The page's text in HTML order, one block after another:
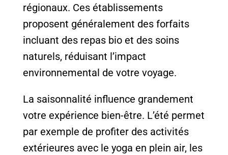
régionaux. Ces établissements
proposent généralement des forfaits
incluant des repas bio et des soins
naturels, réduisant l’impact
environnemental de votre voyage.
La saisonnalité influence grandement
votre expérience bien-être. L’été permet
par exemple de profiter des activités
extérieures avec le yoga en plein air, les